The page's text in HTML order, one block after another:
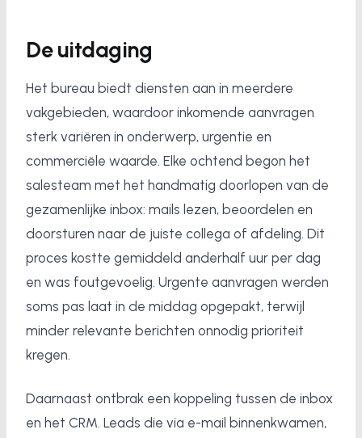
De uitdaging
Het bureau biedt diensten aan in meerdere
vakgebieden, waardoor inkomende aanvragen
sterk variëren in onderwerp, urgentie en
commerciële waarde. Elke ochtend begon het
salesteam met het handmatig doorlopen van de
gezamenlijke inbox: mails lezen, beoordelen en
doorsturen naar de juiste collega of afdeling. Dit
proces kostte gemiddeld anderhalf uur per dag
en was foutgevoelig. Urgente aanvragen werden
soms pas laat in de middag opgepakt, terwijl
minder relevante berichten onnodig prioriteit
kregen.
Daarnaast ontbrak een koppeling tussen de inbox
en het CRM. Leads die via e-mail binnenkwamen,